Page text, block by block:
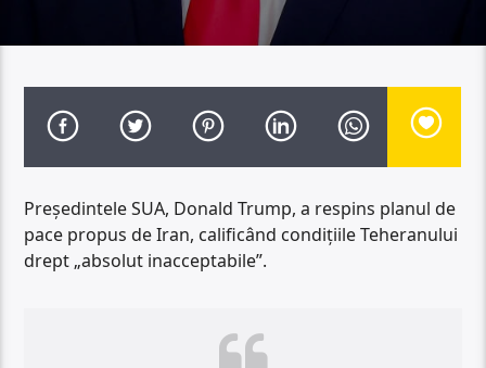
Președintele SUA, Donald Trump, a respins planul de
pace propus de Iran, calificând condițiile Teheranului
drept „absolut inacceptabile”.